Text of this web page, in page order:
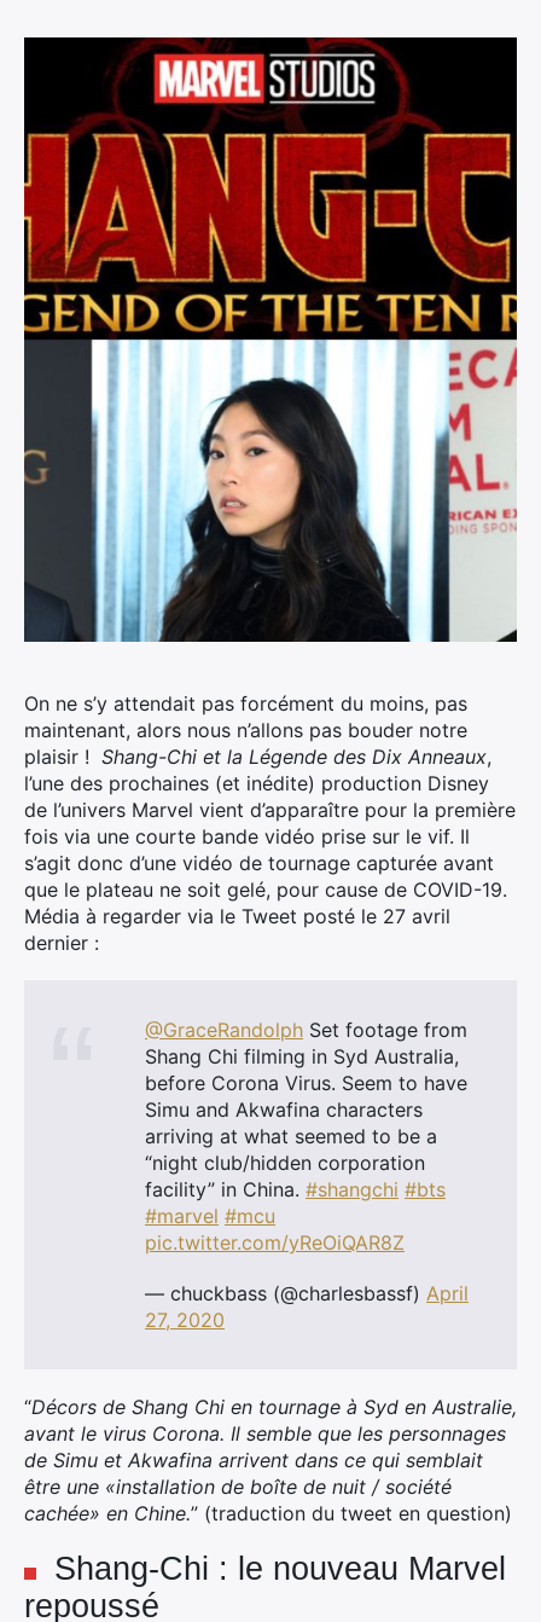
On ne s’y attendait pas forcément du moins, pas
maintenant, alors nous n’allons pas bouder notre
plaisir ! Shang-Chi et la Légende des Dix Anneaux,
l’une des prochaines (et inédite) production Disney
de l’univers Marvel vient d’apparaître pour la première
fois via une courte bande vidéo prise sur le vif. Il
s’agit donc d’une vidéo de tournage capturée avant
que le plateau ne soit gelé, pour cause de COVID-19.
Média à regarder via le Tweet posté le 27 avril
dernier :
@GraceRandolph Set footage from
Shang Chi filming in Syd Australia,
before Corona Virus. Seem to have
Simu and Akwafina characters
arriving at what seemed to be a
“night club/hidden corporation
facility” in China. #shangchi #bts
#marvel #mcu
pic.twitter.com/yReOiQAR8Z
— chuckbass (@charlesbassf) April
27, 2020
“Décors de Shang Chi en tournage à Syd en Australie,
avant le virus Corona. Il semble que les personnages
de Simu et Akwafina arrivent dans ce qui semblait
être une «installation de boîte de nuit / société
cachée» en Chine.” (traduction du tweet en question)
Shang-Chi : le nouveau Marvel
repoussé